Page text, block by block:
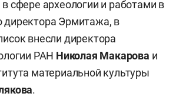
сфере археологии и работами в
Эрмитажа, в
внесли директора
РАН Николая Макарова и
материальной культуры
.